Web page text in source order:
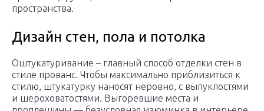
пространства.
Дизайн стен, пола и потолка
Оштукатуривание – главный способ отделки стен в
стиле прованс. Чтобы максимально приблизиться к
стилю, штукатурку наносят неровно, с выпуклостями
и шероховатостями. Выгоревшие места и